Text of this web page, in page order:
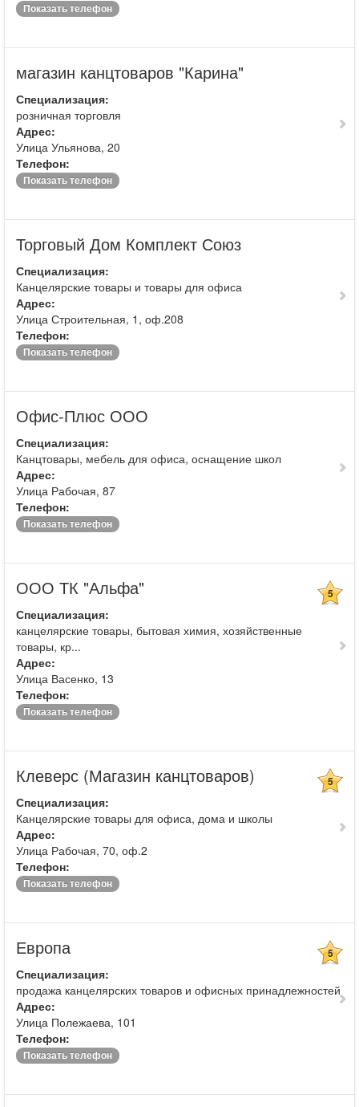
Показать телефон
магазин канцтоваров "Карина"
Специализация:
розничная торговля
Адрес:
Улица Ульянова, 20
Телефон:
Показать телефон
Торговый Дом Комплект Союз
Специализация:
Канцелярские товары и товары для офиса
Адрес:
Улица Строительная, 1, оф.208
Телефон:
Показать телефон
Офис-Плюс ООО
Специализация:
Канцтовары, мебель для офиса, оснащение школ
Адрес:
Улица Рабочая, 87
Телефон:
Показать телефон
ООО ТК "Альфа" 5
Специализация:
канцелярские товары, бытовая химия, хозяйственные
товары, кр...
Адрес:
Улица Васенко, 13
Телефон:
Показать телефон
Клеверс (Магазин канцтоваров) 5
Специализация:
Канцелярские товары для офиса, дома и школы
Адрес:
Улица Рабочая, 70, оф.2
Телефон:
Показать телефон
Европа 5
Специализация:
продажа канцелярских товаров и офисных принадлежностей
Адрес:
Улица Полежаева, 101
Телефон:
Показать телефон